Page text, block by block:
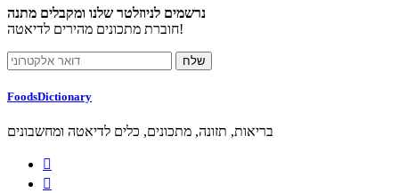
נרשמים לניוזלטר שלנו ומקבלים מתנה
חוברת מתכונים מהירים לדיאטה!
FoodsDictionary
בריאות, תזונה, מתכונים, כלים לדיאטה ומחשבונים

